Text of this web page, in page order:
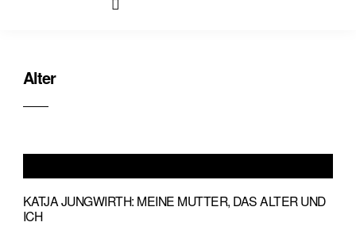
Alter
KATJA JUNGWIRTH: MEINE MUTTER, DAS ALTER UND
ICH